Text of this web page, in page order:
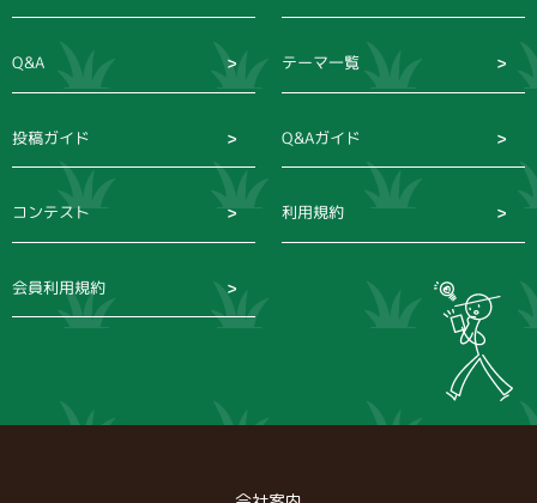
Q&A テーマ一覧
投稿ガイド Q&Aガイド
コンテスト 利用規約
会員利用規約